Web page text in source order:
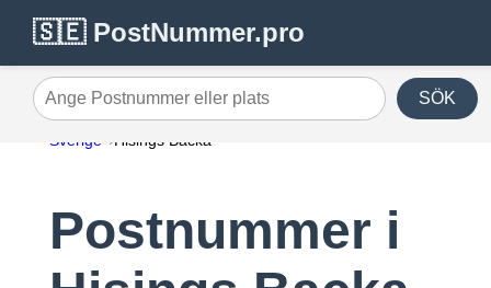
🇸🇪 PostNummer.pro
Ange Postnummer eller plats SÖK
Sverige Hisings Backa
Postnummer i